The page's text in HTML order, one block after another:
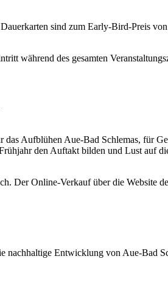
sind zum Early-Bird-Preis
während des gesamten
Aufblühen Aue-Bad Schlemas, für
den Auftakt bilden und Lust auf
Der Online-Verkauf über die Website
nachhaltige Entwicklung von Aue-Bad